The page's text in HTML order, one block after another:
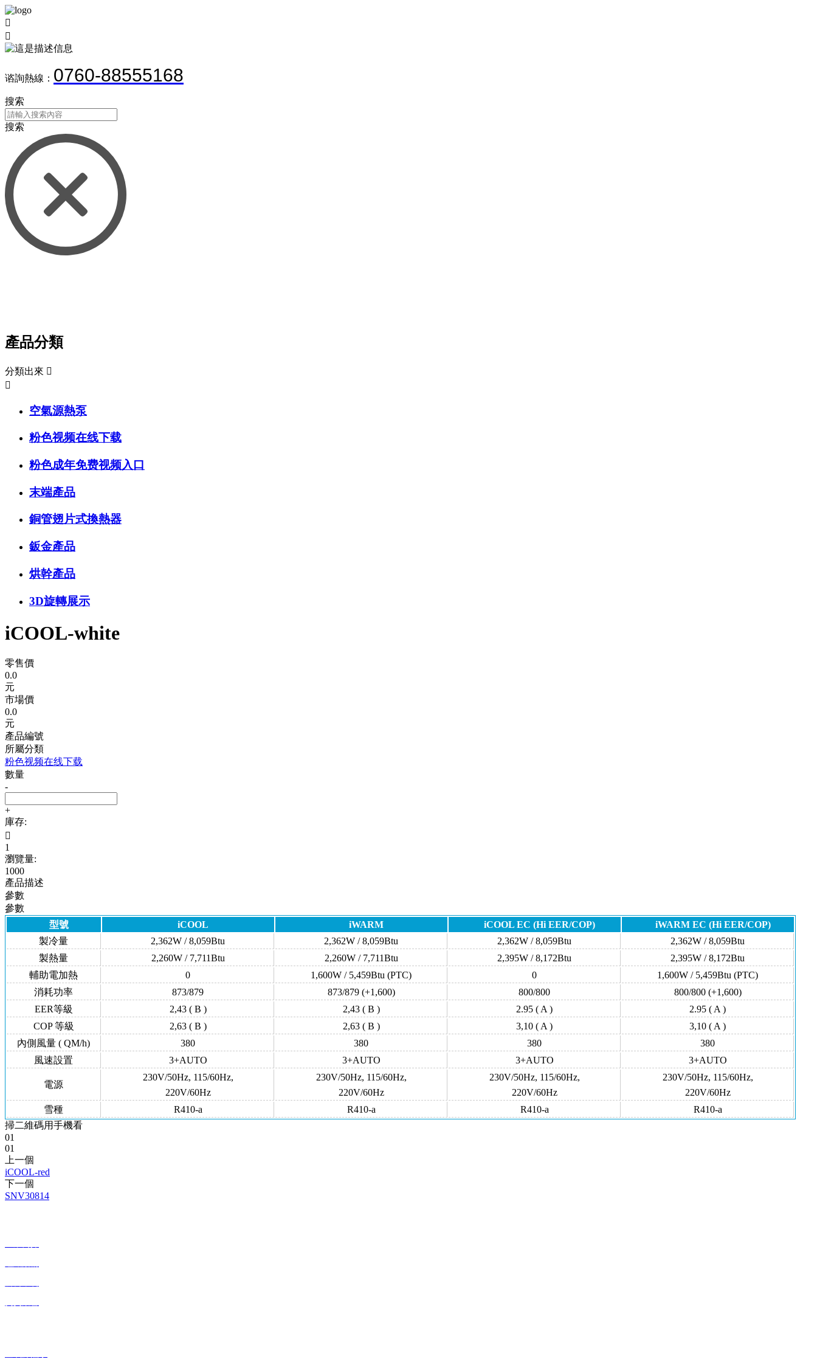


谘詢熱線： 0760-88555168
搜索
搜索
產品分類
分類出來 

空氣源熱泵
粉色视频在线下载
粉色成年免费视频入口
末端產品
銅管翅片式換熱器
鈑金產品
烘幹產品
3D旋轉展示
iCOOL-white
零售價
0.0
元
市場價
0.0
元
產品編號
所屬分類
粉色视频在线下载
數量
-
+
庫存:

1
瀏覽量:
1000
產品描述
參數
參數
型號
iCOOL iWARM iCOOL EC (Hi EER/COP)
iWARM EC (Hi EER/COP)
製冷量
2,362W / 8,059Btu 2,362W / 8,059Btu 2,362W / 8,059Btu
2,362W / 8,059Btu
製熱量
2,260W / 7,711Btu 2,260W / 7,711Btu 2,395W / 8,172Btu
2,395W / 8,172Btu
輔助電加熱
0 1,600W / 5,459Btu (PTC) 0
1,600W / 5,459Btu (PTC)
消耗功率
873/879 873/879 (+1,600) 800/800
800/800 (+1,600)
EER等級
2,43 ( B ) 2,43 ( B ) 2.95 ( A )
2.95 ( A )
COP 等級
2,63 ( B ) 2,63 ( B ) 3,10 ( A )
3,10 ( A )
內側風量 ( QM/h)
380 380 380
380
風速設置
3+AUTO 3+AUTO 3+AUTO 3+AUTO
電源
230V/50Hz, 115/60Hz,
220V/60Hz
230V/50Hz, 115/60Hz,
220V/60Hz
230V/50Hz, 115/60Hz,
220V/60Hz
230V/50Hz, 115/60Hz,
220V/60Hz
雪種
R410-a R410-a R410-a
R410-a
掃二維碼用手機看
01
01
上一個
iCOOL-red
下一個
SNV30814